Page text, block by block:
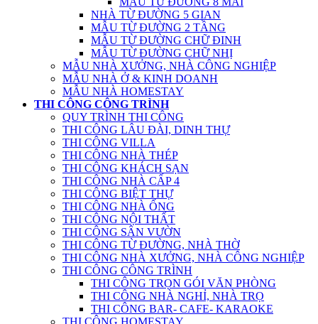
NHÀ TỪ ĐƯỜNG 5 GIAN
MẪU TỪ ĐƯỜNG 2 TẦNG
MẪU TỪ ĐƯỜNG CHỮ ĐINH
MẪU TỪ ĐƯỜNG CHỮ NHỊ
MẪU NHÀ XƯỞNG, NHÀ CÔNG NGHIỆP
MẪU NHÀ Ở & KINH DOANH
MẪU NHÀ HOMESTAY
THI CÔNG CÔNG TRÌNH
QUY TRÌNH THI CÔNG
THI CÔNG LÂU ĐÀI, DINH THỰ
THI CÔNG VILLA
THI CÔNG NHÀ THÉP
THI CÔNG KHÁCH SẠN
THI CÔNG NHÀ CẤP 4
THI CÔNG BIỆT THỰ
THI CÔNG NHÀ ỐNG
THI CÔNG NỘI THẤT
THI CÔNG SÂN VƯỜN
THI CÔNG TỪ ĐƯỜNG, NHÀ THỜ
THI CÔNG NHÀ XƯỞNG, NHÀ CÔNG NGHIỆP
THI CÔNG CÔNG TRÌNH
THI CÔNG TRỌN GÓI VĂN PHÒNG
THI CÔNG NHÀ NGHỈ, NHÀ TRỌ
THI CÔNG BAR- CAFE- KARAOKE
THI CÔNG HOMESTAY